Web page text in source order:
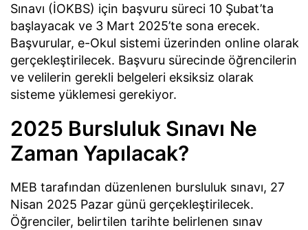
Sınavı (İOKBS) için başvuru süreci 10 Şubat’ta
başlayacak ve 3 Mart 2025’te sona erecek.
Başvurular, e-Okul sistemi üzerinden online olarak
gerçekleştirilecek. Başvuru sürecinde öğrencilerin
ve velilerin gerekli belgeleri eksiksiz olarak
sisteme yüklemesi gerekiyor.
2025 Bursluluk Sınavı Ne
Zaman Yapılacak?
MEB tarafından düzenlenen bursluluk sınavı, 27
Nisan 2025 Pazar günü gerçekleştirilecek.
Öğrenciler, belirtilen tarihte belirlenen sınav